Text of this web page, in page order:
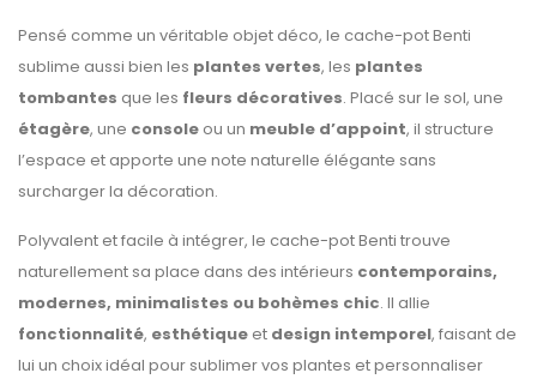
Pensé comme un véritable objet déco, le cache-pot Benti
sublime aussi bien les plantes vertes, les plantes
tombantes que les fleurs décoratives. Placé sur le sol, une
étagère, une console ou un meuble d’appoint, il structure
l’espace et apporte une note naturelle élégante sans
surcharger la décoration.
Polyvalent et facile à intégrer, le cache-pot Benti trouve
naturellement sa place dans des intérieurs contemporains,
modernes, minimalistes ou bohèmes chic. Il allie
fonctionnalité, esthétique et design intemporel, faisant de
lui un choix idéal pour sublimer vos plantes et personnaliser